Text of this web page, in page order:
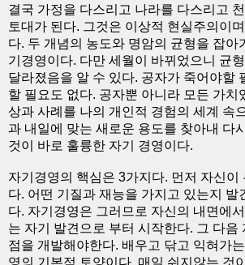
결국 가정을 다스리고 나라를 다스리고
토대가 된다. 그것은 이상적 현실주의이
다. 두 개념의 농도와 명암의 균형을 잡아
기경영이다. 다만 세월이 바뀌었으니 균
달라졌음을 알 수 있다. 공자가 죽어야할
할 필요도 없다. 공자뿐 아니라 모든 가치
상과 사례를 나의 개인적 경험의 세계 속
과 내일에 맞는 새로운 용도를 찾아내 다
것이 바로 훌륭한 자기 경영이다.
자기경영의 핵심은 3가지다. 먼저 자신이
다. 어떤 기질과 재능을 가지고 있는지 발
다. 자기경영은 그러므로 자신의 내면에
는 자기 발견으로 부터 시작한다. 그 다음
점을 개발해야한다. 배우고 닦고 익혀가
영의 기본적 토양이다. 매일 쉬지않는 것